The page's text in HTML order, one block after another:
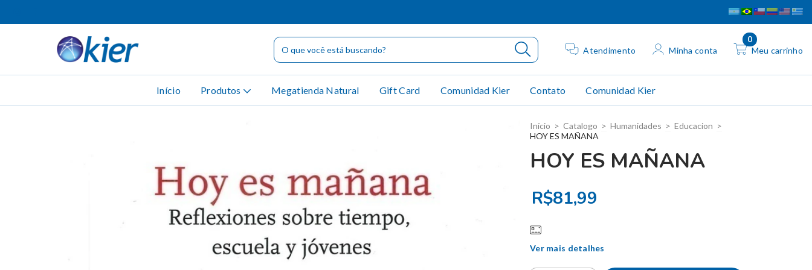
Atendimento Minha conta Meu carrinho
0
Início Produtos Megatienda Natural Gift Card Comunidad Kier Contato Comunidad Kier
Início > Catalogo > Humanidades > Educacion >
HOY ES MAÑANA
HOY ES MAÑANA
R$81,99
Ver mais detalhes